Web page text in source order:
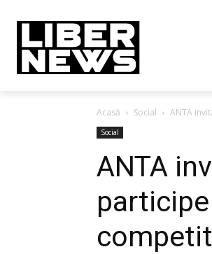
Acasă Social ANTA
Social
ANTA